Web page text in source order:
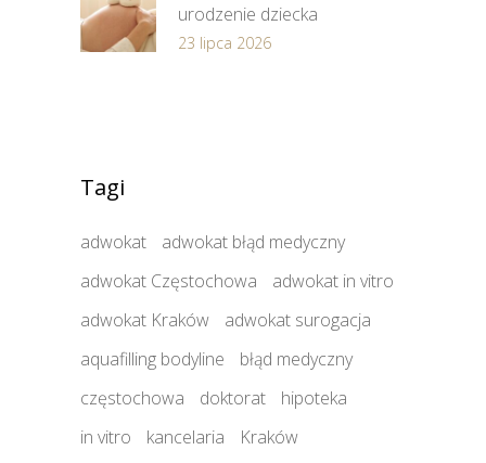
urodzenie dziecka
23 lipca 2026
Tagi
adwokat
adwokat błąd medyczny
adwokat Częstochowa
adwokat in vitro
adwokat Kraków
adwokat surogacja
aquafilling bodyline
błąd medyczny
częstochowa
doktorat
hipoteka
in vitro
kancelaria
Kraków